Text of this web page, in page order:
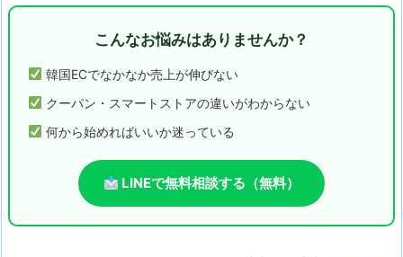
こんなお悩みはありませんか？
韓国ECでなかなか売上が伸びない
クーパン・スマートストアの違いがわからない
何から始めればいいか迷っている
LINEで無料相談する（無料）